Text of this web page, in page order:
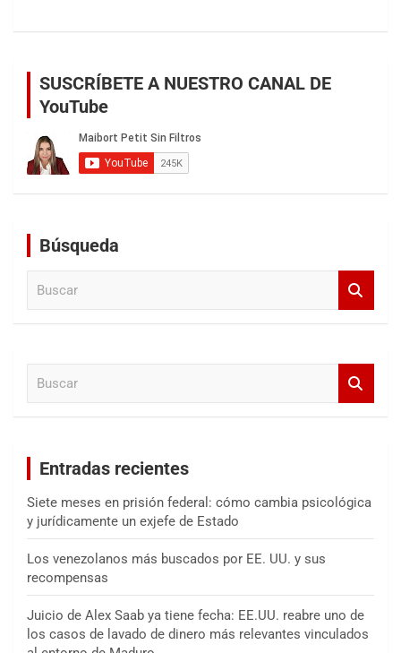
SUSCRÍBETE A NUESTRO CANAL DE
YouTube
Búsqueda
Entradas recientes
Siete meses en prisión federal: cómo cambia psicológica
y jurídicamente un exjefe de Estado
Los venezolanos más buscados por EE. UU. y sus
recompensas
Juicio de Alex Saab ya tiene fecha: EE.UU. reabre uno de
los casos de lavado de dinero más relevantes vinculados